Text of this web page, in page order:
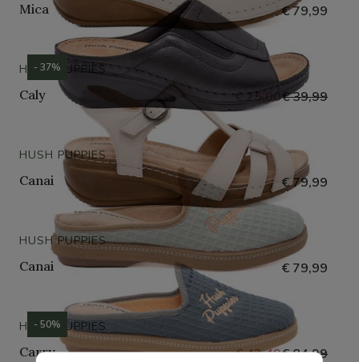
Mica € 79,99
HUSH PUPPIES
Caly € 25,00€ 39,99
- 37%
HUSH PUPPIES
Canai € 79,99
HUSH PUPPIES
Canai € 79,99
HUSH PUPPIES
Carry € 42,49€ 84,99
- 50%